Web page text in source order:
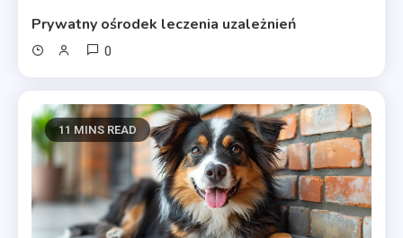
Prywatny ośrodek leczenia uzależnień
0
11 MINS READ